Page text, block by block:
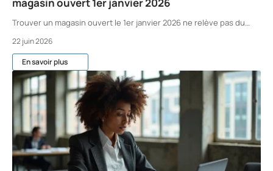
Trouver un magasin ouvert le 1er janvier 2026 ne relève pas du…
22 juin 2026
En savoir plus